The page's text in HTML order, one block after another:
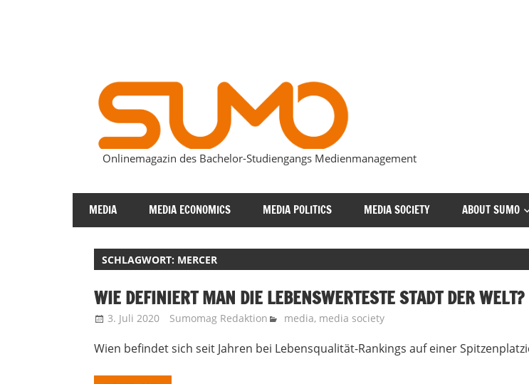
SUMOmag
Onlinemagazin des Bachelor-Studiengangs Medienmanagement
MEDIA MEDIA ECONOMICS MEDIA POLITICS MEDIA SOCIETY ABOUT SUMO
SCHLAGWORT: MERCER
WIE DEFINIERT MAN DIE LEBENSWERTESTE STADT DER WELT?
3. Juli 2020 Sumomag Redaktion media, media society
Wien befindet sich seit Jahren bei Lebensqualität-Rankings auf einer